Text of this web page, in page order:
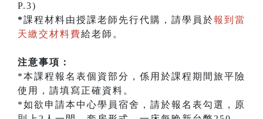
P.3)
*課程材料由授課老師先行代購，請學員於報到當
天繳交材料費給老師。
注意事項：
*本課程報名表個資部分，係用於課程期間旅平險
使用，請填寫正確資料。
*如欲申請本中心學員宿舍，請於報名表勾選，原